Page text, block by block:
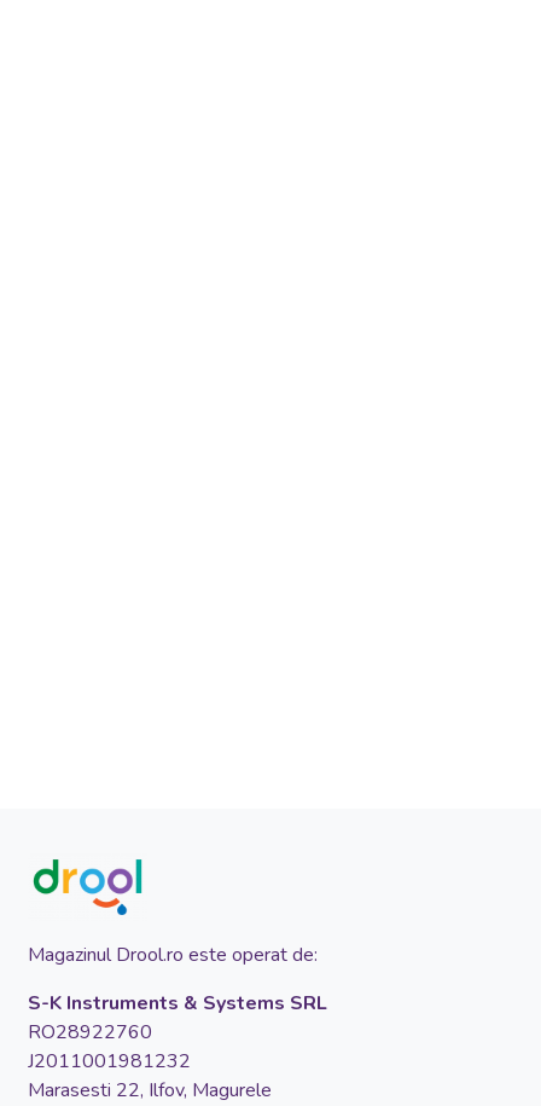
Magazinul Drool.ro este operat de:
S-K Instruments & Systems SRL
RO28922760
J2011001981232
Marasesti 22, Ilfov, Magurele